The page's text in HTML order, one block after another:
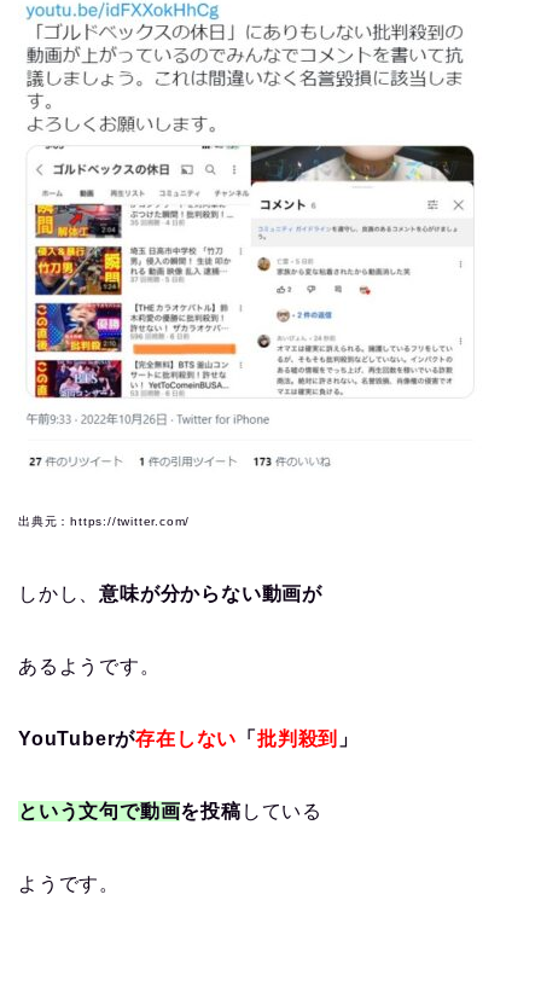
出典元：https://twitter.com/
しかし、意味が分からない動画が
あるようです。
YouTuberが存在しない 「批判殺到 」
という文句で動画を投稿 している
ようです。